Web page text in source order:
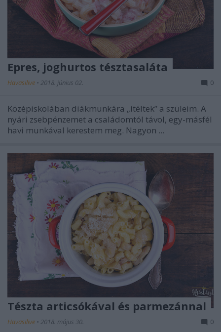
Epres, joghurtos tésztasaláta
Havasilive • 2018. június 02. 0
Középiskolában diákmunkára „ítéltek” a szüleim. A
nyári zsebpénzemet a családomtól távol, egy-másfél
havi munkával kerestem meg. Nagyon ...
Tészta articsókával és parmezánnal
Havasilive • 2018. május 30. 0